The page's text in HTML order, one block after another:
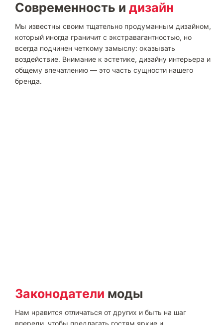
Современность и дизайн
Мы известны своим тщательно продуманным дизайном,
который иногда граничит с экстравагантностью, но
всегда подчинен четкому замыслу: оказывать
воздействие. Внимание к эстетике, дизайну интерьера и
общему впечатлению — это часть сущности нашего
бренда.
Законодатели моды
Нам нравится отличаться от других и быть на шаг
впереди, чтобы предлагать гостям яркие и